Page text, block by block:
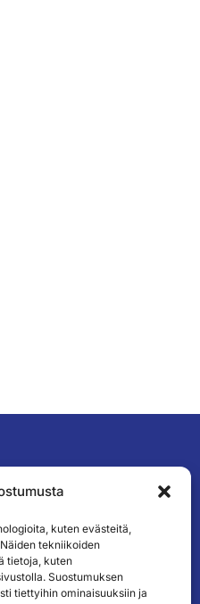
kuten evästeitä,
tekniikoiden
tietoja, kuten
Suostumuksen
tiettyihin ominaisuuksiin ja